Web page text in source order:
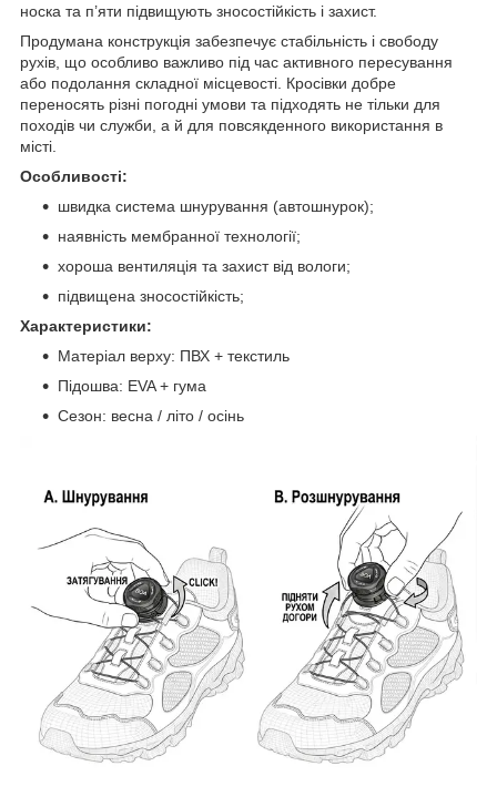
носка та п’яти підвищують зносостійкість і захист.
Продумана конструкція забезпечує стабільність і свободу
рухів, що особливо важливо під час активного пересування
або подолання складної місцевості. Кросівки добре
переносять різні погодні умови та підходять не тільки для
походів чи служби, а й для повсякденного використання в
місті.
Особливості:
швидка система шнурування (автошнурок);
наявність мембранної технології;
хороша вентиляція та захист від вологи;
підвищена зносостійкість;
Характеристики:
Матеріал верху: ПВХ + текстиль
Підошва: EVA + гума
Сезон: весна / літо / осінь